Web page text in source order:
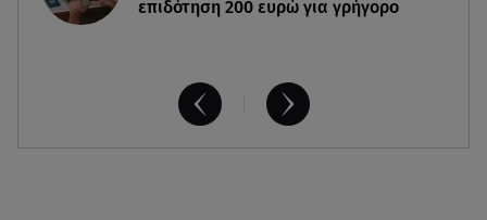
επιδότηση 200 ευρώ για γρήγορο